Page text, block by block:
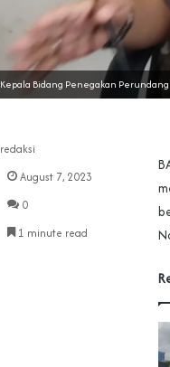
Kepala Bidang Penegakan
redaksi
August 7, 2023
0
1 minute read